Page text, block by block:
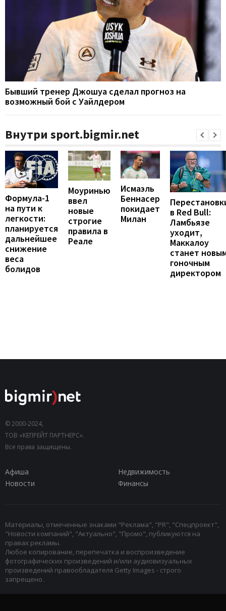
Бывший тренер Джошуа сделал прогноз на
возможный бой с Уайлдером
Внутри sport.bigmir.net
Формула-1
на пути к
легкости:
планируется
дальнейшее
снижение
веса
болидов
Моуринью
ввел
новые
строгие
правила в
Реале
Исмаэль
Беннасер
покидает
Милан
в Red Bull:
Ламбьязе
уходит,
Маккалоу
станет
гоночным
директором
© 2000-2024,
ТОВ «КЕПРЕЙТ ПАРТНЕРС».
Все права защищены.
Афиша
Недвижимость
Новости
Финансы
Материалы, отмеченные знаками "Реклама", "PR", "Спецпроект",
"Новости компаний", "Актуально", "Промо", публикуются на
правах рекламы.
Любое копирование, перепечатка и воспроизведение
фотографических произведений и/или аудиовизуальных
произведений правообладателя Getty Images - строго
запрещено.